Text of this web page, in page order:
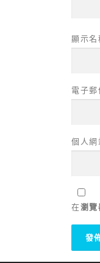
顯示名
電子
個人網
在瀏覽